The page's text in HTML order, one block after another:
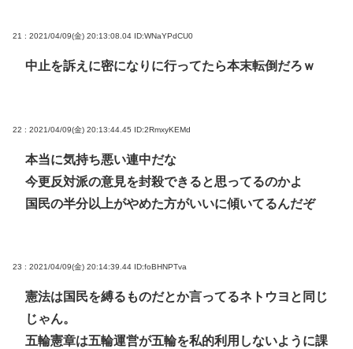
21 : 2021/04/09(金) 20:13:08.04 ID:WNaYPdCU0
中止を訴えに密になりに行ってたら本末転倒だろｗ
22 : 2021/04/09(金) 20:13:44.45 ID:2RmxyKEMd
本当に気持ち悪い連中だな
今更反対派の意見を封殺できると思ってるのかよ
国民の半分以上がやめた方がいいに傾いてるんだぞ
23 : 2021/04/09(金) 20:14:39.44 ID:foBHNPTva
憲法は国民を縛るものだとか言ってるネトウヨと同じ
じゃん。
五輪憲章は五輪運営が五輪を私的利用しないように課